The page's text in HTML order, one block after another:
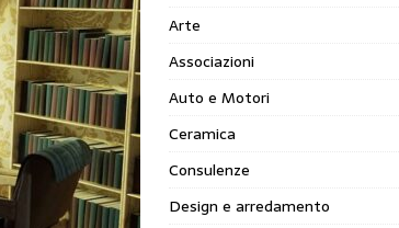
Arte
Associazioni
Auto e Motori
Ceramica
Consulenze
Design e arredamento